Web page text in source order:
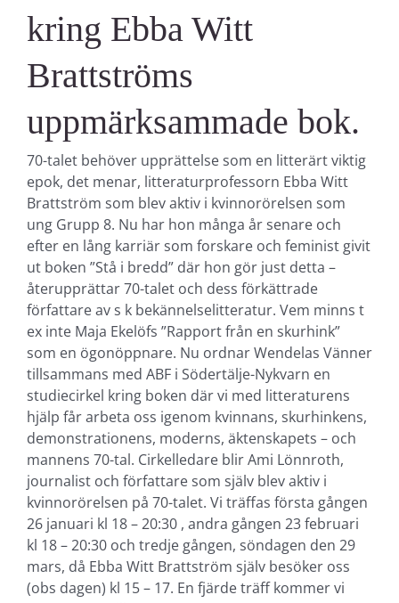
kring Ebba Witt
Brattströms
uppmärksammade bok.
70-talet behöver upprättelse som en litterärt viktig
epok, det menar, litteraturprofessorn Ebba Witt
Brattström som blev aktiv i kvinnorörelsen som
ung Grupp 8. Nu har hon många år senare och
efter en lång karriär som forskare och feminist givit
ut boken ”Stå i bredd” där hon gör just detta –
återupprättar 70-talet och dess förkättrade
författare av s k bekännelselitteratur. Vem minns t
ex inte Maja Ekelöfs ”Rapport från en skurhink”
som en ögonöppnare. Nu ordnar Wendelas Vänner
tillsammans med ABF i Södertälje-Nykvarn en
studiecirkel kring boken där vi med litteraturens
hjälp får arbeta oss igenom kvinnans, skurhinkens,
demonstrationens, moderns, äktenskapets – och
mannens 70-tal. Cirkelledare blir Ami Lönnroth,
journalist och författare som själv blev aktiv i
kvinnorörelsen på 70-talet. Vi träffas första gången
26 januari kl 18 – 20:30 , andra gången 23 februari
kl 18 – 20:30 och tredje gången, söndagen den 29
mars, då Ebba Witt Brattström själv besöker oss
(obs dagen) kl 15 – 17. En fjärde träff kommer vi